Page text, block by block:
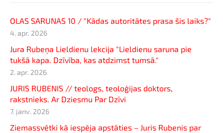
OLAS SARUNAS 10 / "Kādas autoritātes prasa šis laiks?"
4. apr. 2026
Jura Rubeņa Lieldienu lekcija "Lieldienu saruna pie
tukšā kapa. Dzīvība, kas atdzimst tumsā."
2. apr. 2026
JURIS RUBENIS // teologs, teoloģijas doktors,
rakstnieks. Ar Dziesmu Par Dzīvi
7. janv. 2026
Ziemassvētki kā iespēja apstāties – Juris Rubenis par